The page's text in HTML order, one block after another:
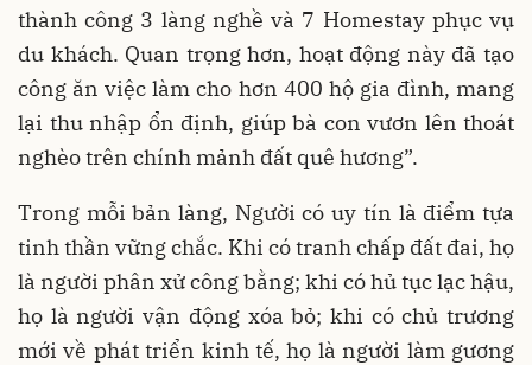
thành công 3 làng nghề và 7 Homestay phục vụ
du khách. Quan trọng hơn, hoạt động này đã tạo
công ăn việc làm cho hơn 400 hộ gia đình, mang
lại thu nhập ổn định, giúp bà con vươn lên thoát
nghèo trên chính mảnh đất quê hương”.
Trong mỗi bản làng, Người có uy tín là điểm tựa
tinh thần vững chắc. Khi có tranh chấp đất đai, họ
là người phân xử công bằng; khi có hủ tục lạc hậu,
họ là người vận động xóa bỏ; khi có chủ trương
mới về phát triển kinh tế, họ là người làm gương